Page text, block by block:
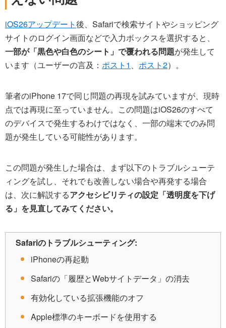
iOS26アップデート後、Safariで検索サイトやショッピング
サイトのログイン画面などで入力ボックスを選択すると、
一部が「黒色や白色のシート」で覆われる問題が発生して
います（ユーザーの言及： ポスト1 ポスト2）。
筆者のiPhone 17で同じ問題の再現を試みていますが、現時
点では再現に至っていません。この問題はiOS26のすべて
のデバイスで発生するわけではなく、一部の端末でのみ問
題が発生している可能性があります。
この問題が発生した場合は、まず以下のトラブルシューテ
ィングを試し、それでも改善しない場合や再発する場合
は、次に解説するアクセシビリティの設定「透明度を下げ
る」を見直してみてください。
Safariのトラブルシューティング:
iPhoneの再起動
Safariの「履歴とWebサイトデータ」の消去
有効化している拡張機能のオフ
Apple標準のキーボードを使用する